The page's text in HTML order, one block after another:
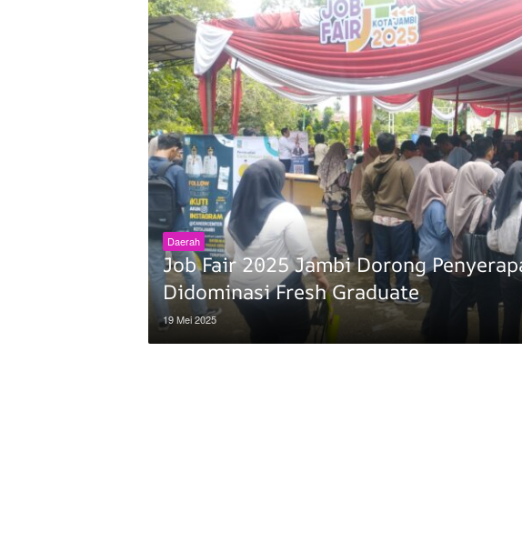
Daerah
Job Fair 2025 Jambi Dorong
Didominasi Fresh Graduate
19 Mei 2025